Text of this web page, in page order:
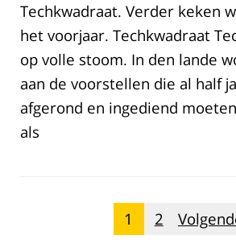
Techkwadraat. Verder keken
het voorjaar. Techkwadraat
op volle stoom. In den lande
aan de voorstellen die al half
afgerond en ingediend
als
paginering
1 2